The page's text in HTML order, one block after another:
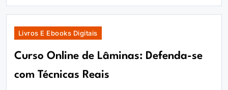
Livros E Ebooks Digitais
Curso Online de Lâminas: Defenda-se
com Técnicas Reais